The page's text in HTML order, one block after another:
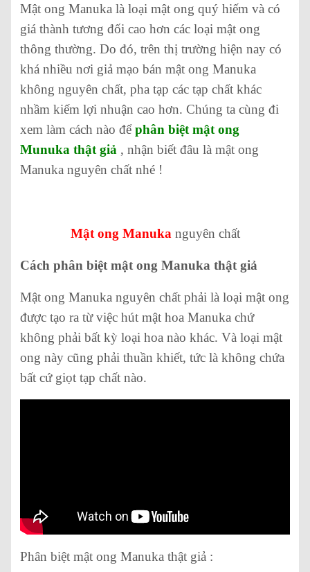
Mật ong Manuka là loại mật ong quý hiếm và có
giá thành tương đối cao hơn các loại mật ong
thông thường. Do đó, trên thị trường hiện nay có
khá nhiều nơi giả mạo bán mật ong Manuka
không nguyên chất, pha tạp các tạp chất khác
nhầm kiếm lợi nhuận cao hơn. Chúng ta cùng đi
xem làm cách nào đểphân biệt mật ong
Munuka thật giả , nhận biết đâu là mật ong
Manuka nguyên chất nhé !
Mật ong Manuka nguyên chất
Cách phân biệt mật ong Manuka thật giả
Mật ong Manuka nguyên chất phải là loại mật ong
được tạo ra từ việc hút mật hoa Manuka chứ
không phải bất kỳ loại hoa nào khác. Và loại mật
ong này cũng phải thuần khiết, tức là không chứa
bất cứ giọt tạp chất nào.
Phân biệt mật ong Manuka thật giả :